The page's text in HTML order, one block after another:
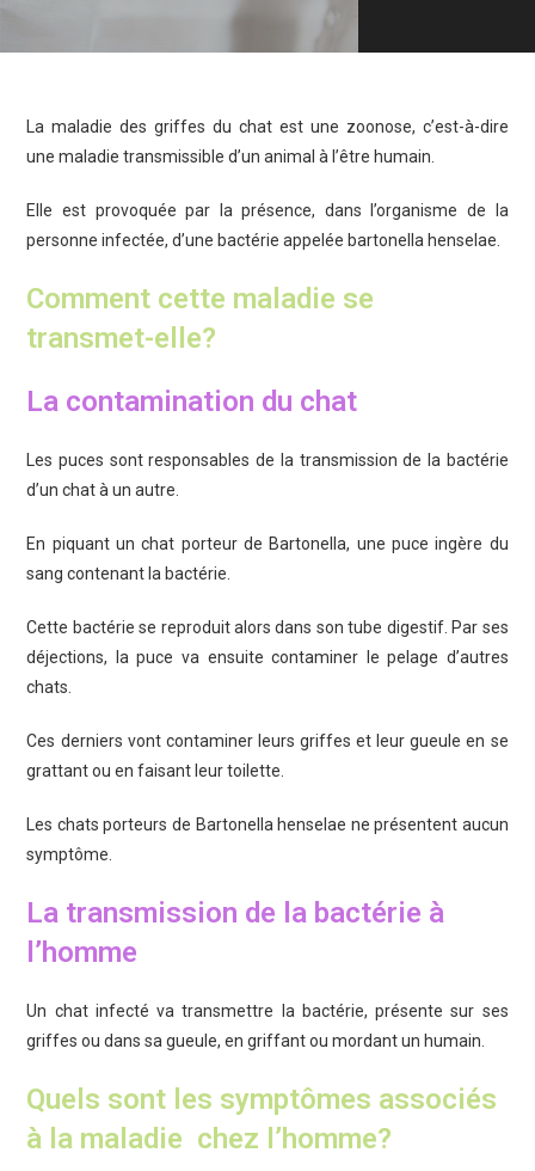
La maladie des griffes du chat est une zoonose, c’est-à-dire
une maladie transmissible d’un animal à l’être humain.
Elle est provoquée par la présence, dans l’organisme de la
personne infectée, d’une bactérie appelée bartonella henselae.
Comment cette maladie se
transmet-elle?
La contamination du chat
Les puces sont responsables de la transmission de la bactérie
d’un chat à un autre.
En piquant un chat porteur de Bartonella, une puce ingère du
sang contenant la bactérie.
Cette bactérie se reproduit alors dans son tube digestif. Par ses
déjections, la puce va ensuite contaminer le pelage d’autres
chats.
Ces derniers vont contaminer leurs griffes et leur gueule en se
grattant ou en faisant leur toilette.
Les chats porteurs de Bartonella henselae ne présentent aucun
symptôme.
La transmission de la bactérie à
l’homme
Un chat infecté va transmettre la bactérie, présente sur ses
griffes ou dans sa gueule, en griffant ou mordant un humain.
Quels sont les symptômes associés
à la maladie chez l’homme?